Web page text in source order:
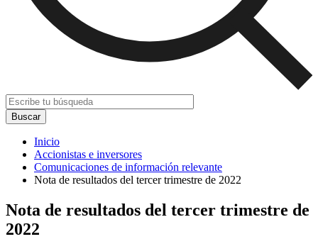
Inicio
Accionistas e inversores
Comunicaciones de información relevante
Nota de resultados del tercer trimestre de 2022
Nota de resultados del tercer trimestre de
2022